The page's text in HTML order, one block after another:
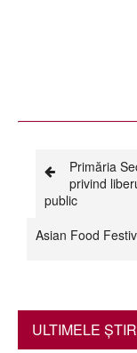
Primăria
privind
public
Asian Food
ULTIMELE